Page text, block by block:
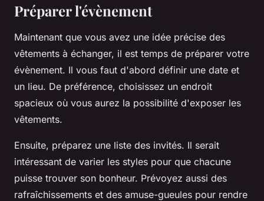
Préparer l'évènement
Maintenant que vous avez une idée précise des
vêtements à échanger, il est temps de préparer votre
évènement. Il vous faut d'abord définir une date et
un lieu. De préférence, choisissez un endroit
spacieux où vous aurez la possibilité d'exposer les
vêtements.
Ensuite, préparez une liste des invités. Il serait
intéressant de varier les styles pour que chacune
puisse trouver son bonheur. Prévoyez aussi des
rafraîchissements et des amuse-gueules pour rendre